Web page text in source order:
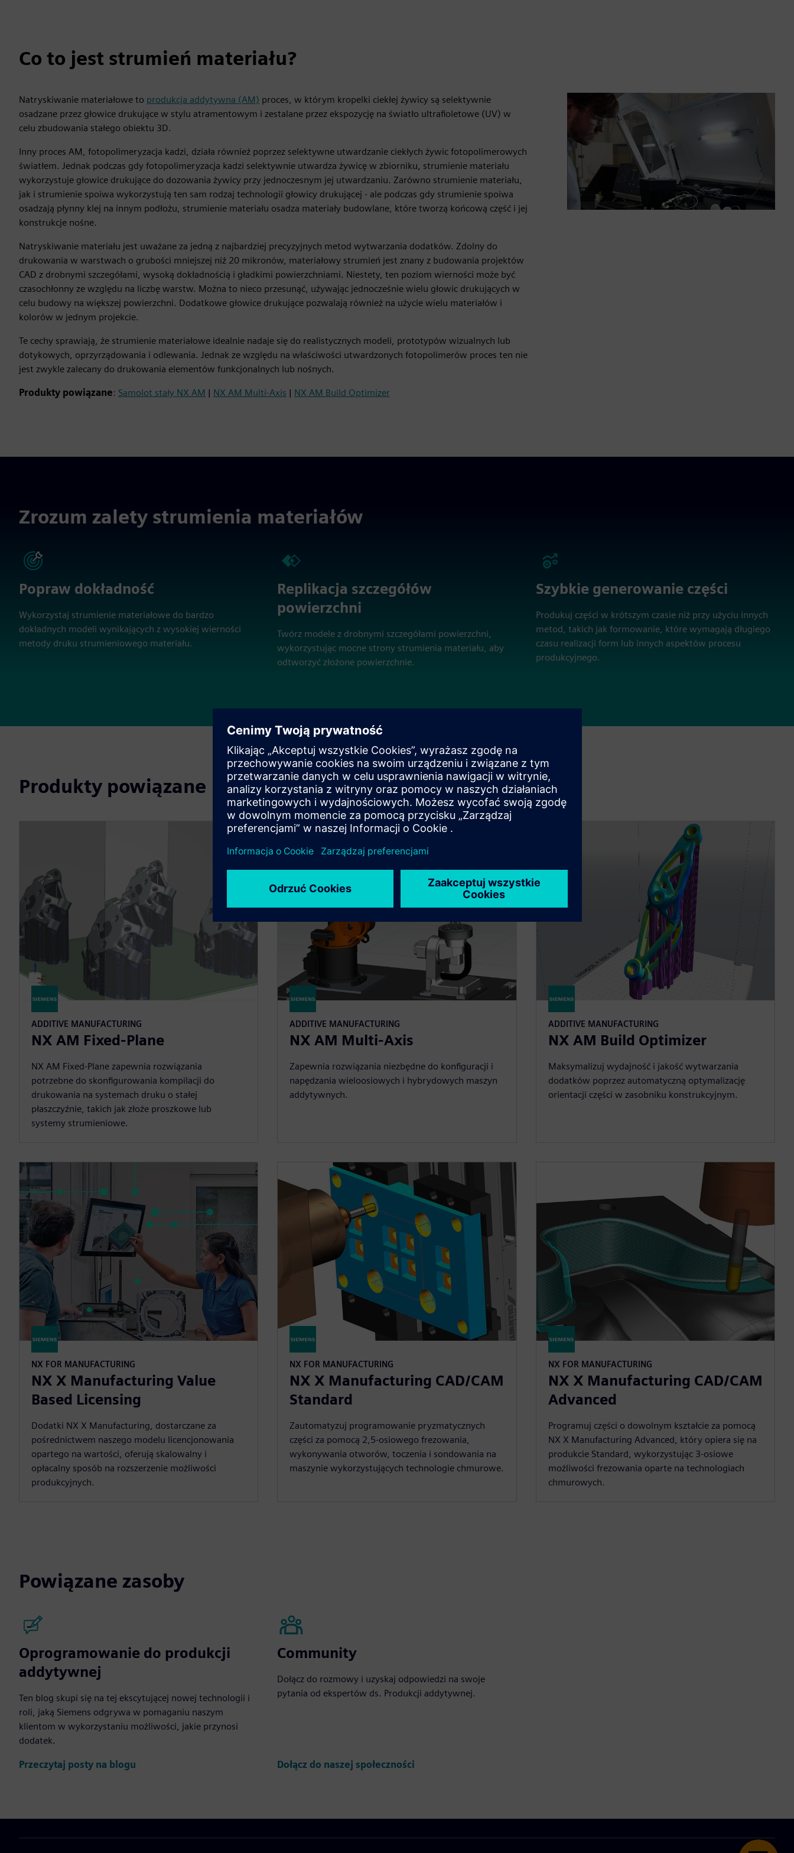
Co to jest strumień materiału?
Natryskiwanie materiałowe to produkcja addytywna (AM) proces, w którym kropelki ciekłej żywicy są selektywnie
osadzane przez głowice drukujące w stylu atramentowym i zestalane przez ekspozycję na światło ultrafioletowe (UV) w
celu zbudowania stałego obiektu 3D.
Inny proces AM, fotopolimeryzacja kadzi, działa również poprzez selektywne utwardzanie ciekłych żywic fotopolimerowych
światłem. Jednak podczas gdy fotopolimeryzacja kadzi selektywnie utwardza żywicę w zbiorniku, strumienie materiału
wykorzystuje głowice drukujące do dozowania żywicy przy jednoczesnym jej utwardzaniu. Zarówno strumienie materiału,
jak i strumienie spoiwa wykorzystują ten sam rodzaj technologii głowicy drukującej - ale podczas gdy strumienie spoiwa
osadzają płynny klej na innym podłożu, strumienie materiału osadza materiały budowlane, które tworzą końcową część i jej
konstrukcje nośne.
Natryskiwanie materiału jest uważane za jedną z najbardziej precyzyjnych metod wytwarzania dodatków. Zdolny do
drukowania w warstwach o grubości mniejszej niż 20 mikronów, materiałowy strumień jest znany z budowania projektów
CAD z drobnymi szczegółami, wysoką dokładnością i gładkimi powierzchniami. Niestety, ten poziom wierności może być
czasochłonny ze względu na liczbę warstw. Można to nieco przesunąć, używając jednocześnie wielu głowic drukujących w
celu budowy na większej powierzchni. Dodatkowe głowice drukujące pozwalają również na użycie wielu materiałów i
kolorów w jednym projekcie.
Te cechy sprawiają, że strumienie materiałowe idealnie nadaje się do realistycznych modeli, prototypów wizualnych lub
dotykowych, oprzyrządowania i odlewania. Jednak ze względu na właściwości utwardzonych fotopolimerów proces ten nie
jest zwykle zalecany do drukowania elementów funkcjonalnych lub nośnych.
Produkty powiązane: Samolot stały NX AM | NX AM Multi-Axis | NX AM Build Optimizer
Zrozum zalety strumienia materiałów
Popraw dokładność
Wykorzystaj strumienie materiałowe do bardzo
dokładnych modeli wynikających z wysokiej wierności
metody druku strumieniowego materiału.
Replikacja szczegółów
powierzchni
Twórz modele z drobnymi szczegółami powierzchni,
wykorzystując mocne strony strumienia materiału, aby
odtworzyć złożone powierzchnie.
Szybkie generowanie części
Produkuj części w krótszym czasie niż przy użyciu innych
metod, takich jak formowanie, które wymagają długiego
czasu realizacji form lub innych aspektów procesu
produkcyjnego.
Produkty powiązane
ADDITIVE MANUFACTURING
NX AM Fixed-Plane
NX AM Fixed-Plane zapewnia rozwiązania
potrzebne do skonfigurowania kompilacji do
drukowania na systemach druku o stałej
płaszczyźnie, takich jak złoże proszkowe lub
systemy strumieniowe.
ADDITIVE MANUFACTURING
NX AM Multi-Axis
Zapewnia rozwiązania niezbędne do konfiguracji i
napędzania wieloosiowych i hybrydowych maszyn
addytywnych.
ADDITIVE MANUFACTURING
NX AM Build Optimizer
Maksymalizuj wydajność i jakość wytwarzania
dodatków poprzez automatyczną optymalizację
orientacji części w zasobniku konstrukcyjnym.
NX FOR MANUFACTURING
NX X Manufacturing Value
Based Licensing
Dodatki NX X Manufacturing, dostarczane za
pośrednictwem naszego modelu licencjonowania
opartego na wartości, oferują skalowalny i
opłacalny sposób na rozszerzenie możliwości
produkcyjnych.
NX FOR MANUFACTURING
NX X Manufacturing CAD/CAM
Standard
Zautomatyzuj programowanie pryzmatycznych
części za pomocą 2,5-osiowego frezowania,
wykonywania otworów, toczenia i sondowania na
maszynie wykorzystujących technologie chmurowe.
NX FOR MANUFACTURING
NX X Manufacturing CAD/CAM
Advanced
Programuj części o dowolnym kształcie za pomocą
NX X Manufacturing Advanced, który opiera się na
produkcie Standard, wykorzystując 3-osiowe
możliwości frezowania oparte na technologiach
chmurowych.
Powiązane zasoby
Oprogramowanie do produkcji
addytywnej
Ten blog skupi się na tej ekscytującej nowej technologii i
roli, jaką Siemens odgrywa w pomaganiu naszym
klientom w wykorzystaniu możliwości, jakie przynosi
dodatek.
Przeczytaj posty na blogu
Community
Dołącz do rozmowy i uzyskaj odpowiedzi na swoje
pytania od ekspertów ds. Produkcji addytywnej.
Dołącz do naszej społeczności